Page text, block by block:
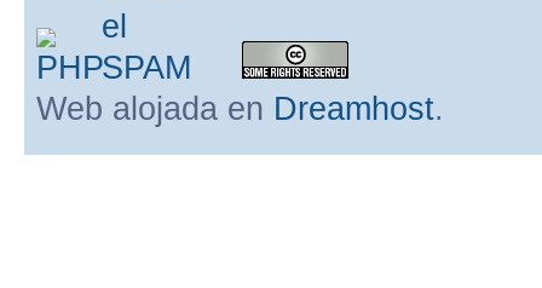
Web alojada en Dreamhost.